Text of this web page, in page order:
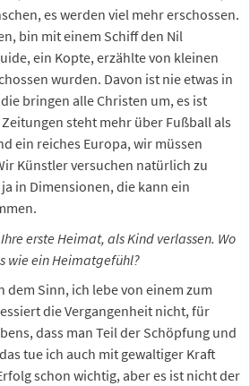
es werden viel mehr erschossen.
bin mit einem Schiff den Nil
ein Kopte, erzählte von kleinen
wurden. Davon ist nie etwas in
bringen alle Christen um, es ist
steht mehr über Fußball als
ein reiches Europa, wir müssen
Künstler versuchen natürlich zu
in Dimensionen, die kann ein
erste Heimat, als Kind verlassen. Wo
wie ein Heimatgefühl?
dem Sinn, ich lebe von einem zum
die Vergangenheit nicht, für
dass man Teil der Schöpfung und
tue ich auch mit gewaltiger Kraft
schon wichtig, aber es ist nicht der